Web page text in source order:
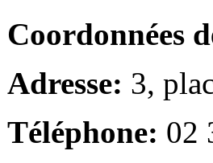
Coordonnées
Adresse: 3,
Téléphone: 02